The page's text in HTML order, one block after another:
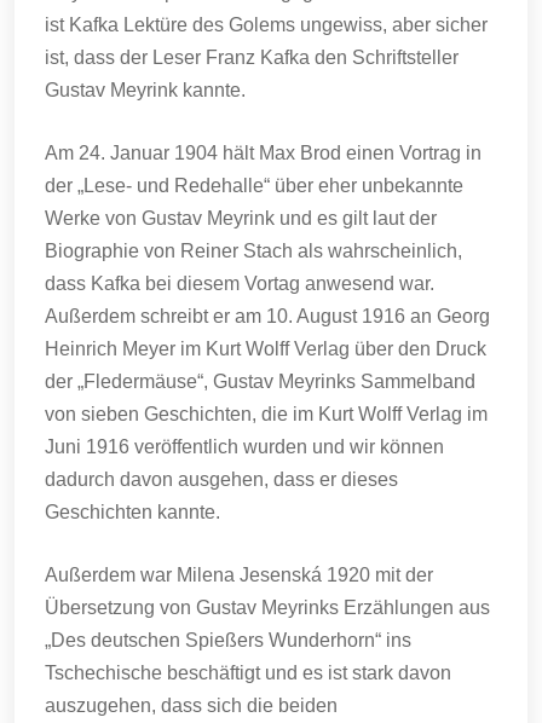
ist Kafka Lektüre des Golems ungewiss, aber sicher
ist, dass der Leser Franz Kafka den Schriftsteller
Gustav Meyrink kannte.
Am 24. Januar 1904 hält Max Brod einen Vortrag in
der „Lese- und Redehalle“ über eher unbekannte
Werke von Gustav Meyrink und es gilt laut der
Biographie von Reiner Stach als wahrscheinlich,
dass Kafka bei diesem Vortag anwesend war.
Außerdem schreibt er am 10. August 1916 an Georg
Heinrich Meyer im Kurt Wolff Verlag über den Druck
der „Fledermäuse“, Gustav Meyrinks Sammelband
von sieben Geschichten, die im Kurt Wolff Verlag im
Juni 1916 veröffentlich wurden und wir können
dadurch davon ausgehen, dass er dieses
Geschichten kannte.
Außerdem war Milena Jesenská 1920 mit der
Übersetzung von Gustav Meyrinks Erzählungen aus
„Des deutschen Spießers Wunderhorn“ ins
Tschechische beschäftigt und es ist stark davon
auszugehen, dass sich die beiden